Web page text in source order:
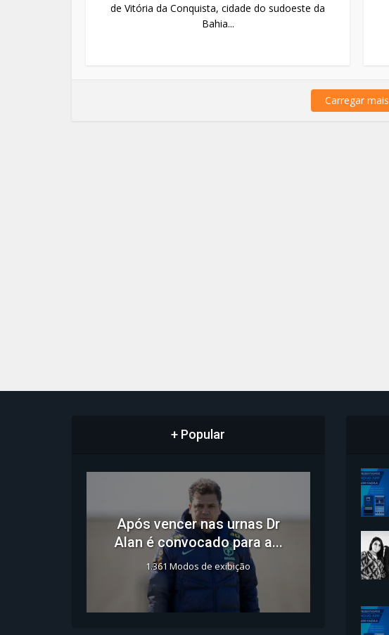
de Vitória da Conquista, cidade do sudoeste da
Bahia...
Carregar mais
+ Popular
Após vencer nas urnas Dr
Alan é convocado para a...
1.361 Modos de exibição